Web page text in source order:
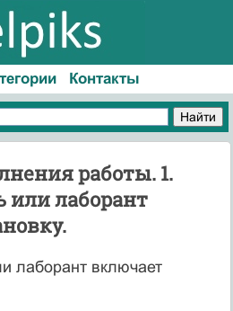
Контакты
работы. 1.
или лаборант
лаборант включает